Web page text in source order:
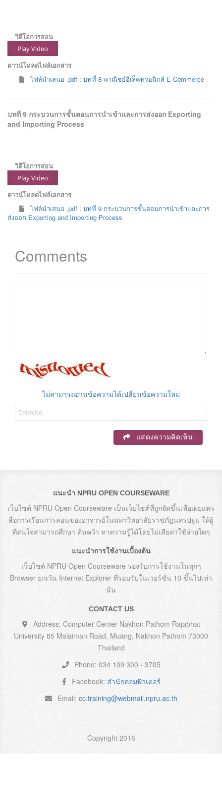
วิดีโอการสอน
Play Video
ดาวน์โหลดไฟล์เอกสาร
ไฟล์นำเสนอ .pdf : บทที่ 8 พาณิชย์อิเล็คทรอนิกส์ E Commerce
บทที่ 9 กระบวนการขั้นตอนการนำเข้าและการส่งออก Exporting
and Importing Process
วิดีโอการสอน
Play Video
ดาวน์โหลดไฟล์เอกสาร
ไฟล์นำเสนอ .pdf : บทที่ 9 กระบวนการขั้นตอนการนำเข้าและการ
ส่งออก Exporting and Importing Process
Comments
ไม่สามารถอ่านข้อความได้เปลี่ยนข้อความใหม่
แสดงความคิดเห็น
แนะนำ NPRU OPEN COURSEWARE
เว็บไซต์ NPRU Open Courseware เป็นเว็บไซต์ที่ถูกจัดขึ้นเพื่อเผยแพร่
สื่อการเรียนการสอนของอาจารย์ในมหาวิทยาลัยราชภัฏนครปฐม ให้ผู้
ที่สนใจสามารถศึกษา ค้นคว้า หาความรู้ได้โดยไม่เสียค่าใช้จ่ายใดๆ
แนะนำการใช้งานเบื้องต้น
เว็บไซต์ NPRU Open Courseware รองรับการใช้งานในทุกๆ
Browser ยกเว้น Internet Explorer ที่รอบรับในเวอร์ชั่น 10 ขึ้นไปเท่า
นั่น
CONTACT US
Address: Computer Center Nakhon Pathom Rajabhat
University 85 Malaiman Road, Muang, Nakhon Pathom 73000
Thailand
Phone: 034 109 300 - 3705
Facebook: สำนักคอมพิวเตอร์
Email: cc.training@webmail.npru.ac.th
Copyright 2016